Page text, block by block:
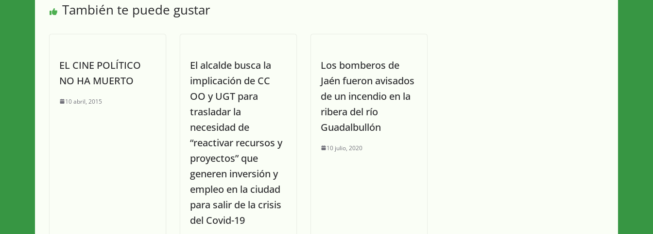
También te puede gustar
EL CINE POLÍTICO
NO HA MUERTO
10 abril, 2015
El alcalde busca la
implicación de CC
OO y UGT para
trasladar la
necesidad de
“reactivar recursos y
proyectos” que
generen inversión y
empleo en la ciudad
para salir de la crisis
del Covid-19
Los bomberos de
Jaén fueron avisados
de un incendio en la
ribera del río
Guadalbullón
10 julio, 2020